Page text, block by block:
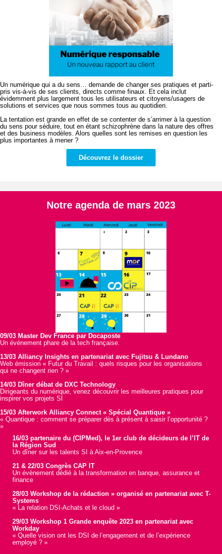
Un numérique qui a du sens… demande de changer ses pratiques et parti-
pris vis-à-vis de ses clients, directs comme finaux. Et cela inclut
évidemment plus largement tous les utilisateurs et citoyens/usagers de
solutions et services que nous sommes tous au quotidien.
La tentation est grande en effet de se contenter de s’arrimer à la question
du sens pour séduire, tout en étant schizophrène dans la nature des offres
et des business modèles. Alors quelles sont les remises en question les
plus importantes à mener ?
Découvrez le dossier
Notre agenda de mars 2023
09/03 Master Dev France par Docaposte
Un événement phare de la tech française.
13/03 Alliancy Insights en partenariat avec Fujitsu & Lundano
Web émission « Futur du Travail : quels risques pour les organisations
qui ne changent rien ? »
14/03 Dîner débat de DXC Technology
Dirigeants du numérique, venez découvrir les meilleures pratiques pour
inspirer vos projets SI
15/03 Afterwork Alliancy Connect « Spécial Quantique »
« Quantique : comment se préparer dès à présent à saisir l’opportunité ?
»
16/03 partenaire du (CIPMed), le 1er club de décideurs de l’IT de
la Région Sud
Un dîner sur les talents SI à Aix-en-Provence
21 & 22/03 Congrès CAP IT
Un évènement dédié à la transformation en banque, assurance et
finance
28/03 Workshop de la rédaction » organisé en partenariat avec T-
Systems
« La relation DSI-Achats et le cloud »
29/03 Workshop 1 Grande enquête 2023 en partenariat avec
Workday
« Quelle vision ont les DSI de l’engagement et de l’expérience
employé ? »